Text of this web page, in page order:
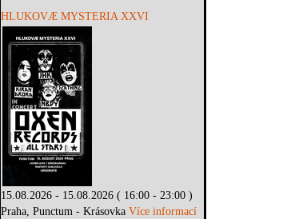
HLUKOVÆ MYSTERIA XXVI
15.08.2026 - 15.08.2026 ( 16:00 - 23:00 )
Praha, Punctum - KrásovkaVíce informací